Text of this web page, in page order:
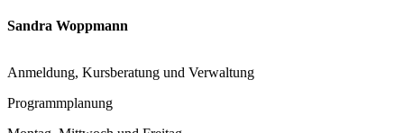
Sandra Woppmann
Anmeldung, Kursberatung und Verwaltung
Programmplanung